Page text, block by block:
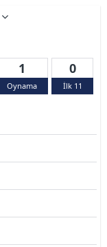
1
Oynama
0
İlk 11